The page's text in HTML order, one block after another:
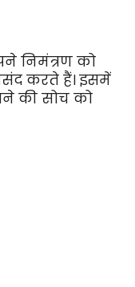
निमंत्रण को
करते हैं। इसमें
की सोच को